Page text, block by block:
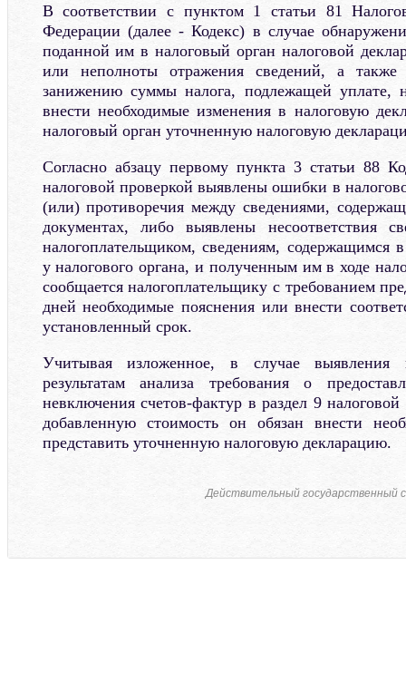
В соответствии с пунктом 1 статьи 81
Федерации (далее - Кодекс) в случае
поданной им в налоговый орган налоговой
или неполноты отражения сведений, а
занижению суммы налога, подлежащей уплате,
внести необходимые изменения в налоговую
налоговый орган уточненную налоговую
Согласно абзацу первому пункта 3 статьи 88
налоговой проверкой выявлены ошибки в
(или) противоречия между сведениями,
документах, либо выявлены несоответствия
налогоплательщиком, сведениям, содержащимся
у налогового органа, и полученным им в ходе
сообщается налогоплательщику с требованием
дней необходимые пояснения или внести
установленный срок.
Учитывая изложенное, в случае выявления
результатам анализа требования о
невключения счетов-фактур в раздел 9
добавленную стоимость он обязан внести
представить уточненную налоговую декларацию.
Действительный государственный